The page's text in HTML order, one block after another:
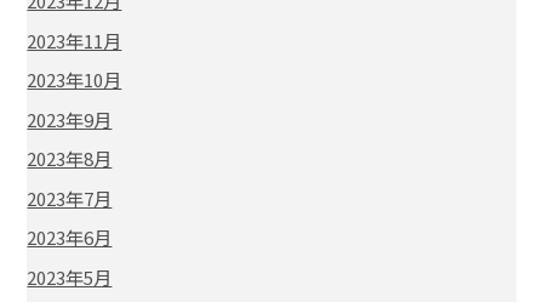
2023年11月
2023年10月
2023年9月
2023年8月
2023年7月
2023年6月
2023年5月